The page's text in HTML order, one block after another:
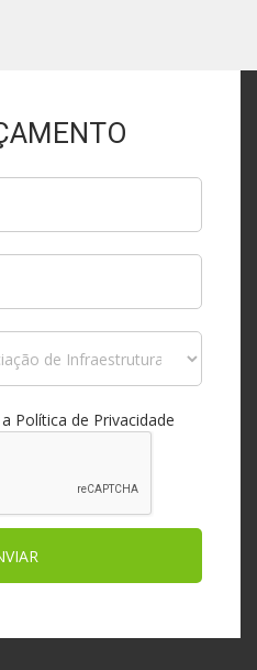
Política de Privacidade